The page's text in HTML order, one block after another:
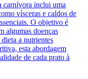
carnívora inclui uma
vísceras e caldos de
O objetivo é
algumas doenças
a nutrientes
esta abordagem
de cada prato à